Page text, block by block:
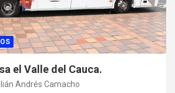
el Valle del Cauca.
Andrés Camacho